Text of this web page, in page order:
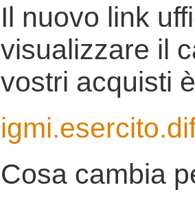
Il nuovo link
visualizzare il
vostri acquisti
Cosa cambia